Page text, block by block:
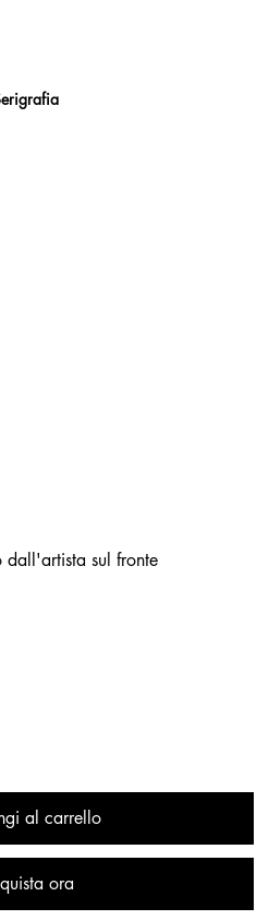
dall'artista sul fronte
al carrello
ora